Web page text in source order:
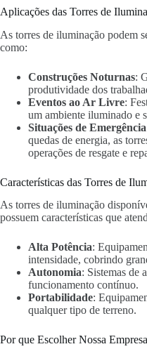
Aplicações das Torres de
As torres de iluminação podem
como:
Construções Noturnas:
produtividade dos
Eventos ao Ar Livre:
um ambiente iluminado e
Situações de Emergência
quedas de energia, as
operações de resgate e
Características das Torres de
As torres de iluminação
possuem características que
Alta Potência:
intensidade, cobrindo
Autonomia: Sistemas de
funcionamento contínuo.
Portabilidade:
qualquer tipo de terreno.
Por que Escolher Nossa